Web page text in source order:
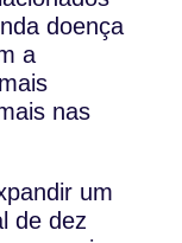
doença
a
nas
um
de dez